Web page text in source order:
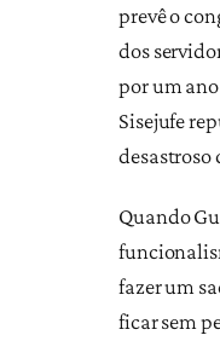
prevê o
dos
por um
Sisejufe
desastroso
Quando
fazer um
ficar sem